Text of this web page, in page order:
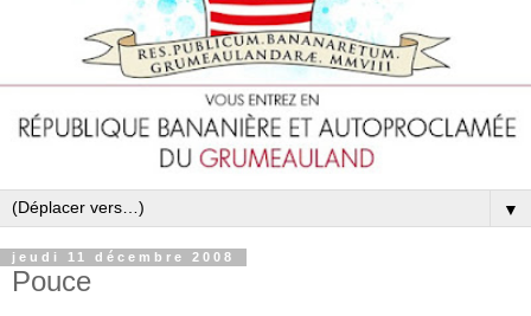
▼
jeudi 11 décembre 2008
Pouce